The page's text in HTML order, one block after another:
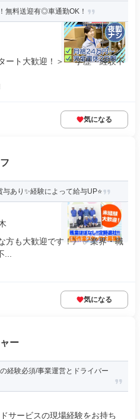
無料送迎有◎車通勤OK！
ート大歓迎！＞ ＊学歴・経験不
気になる
あり✨経験によって給与UP⭐
方も大歓迎です！》 ✅業界・職
気になる
ー
経験必須/事業運営とドライバー
サービスの現場経験をお持ち